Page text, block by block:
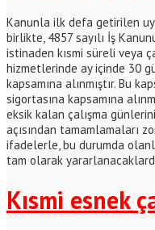
Kanunla ilk defa getirilen
birlikte, 4857 sayılı İş
istinaden kısmi süreli veya
hizmetlerinde ay içinde 30
kapsamına alınmıştır. Bu
sigortasına kapsamına
eksik kalan çalışma
açısından tamamlamaları
ifadelerle, bu durumda
tam olarak
Kısmi esnek